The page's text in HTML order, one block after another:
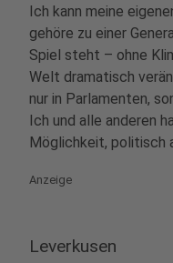
Ich kann meine
gehöre zu einer
Spiel steht – ohne
Welt dramatisch
nur in Parlamenten,
Ich und alle anderen
Möglichkeit, politisch
Anzeige
Leverkusen